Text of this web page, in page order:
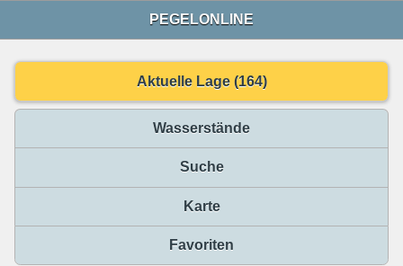
PEGELONLINE
Aktuelle Lage (164)
Wasserstände
Suche
Karte
Favoriten